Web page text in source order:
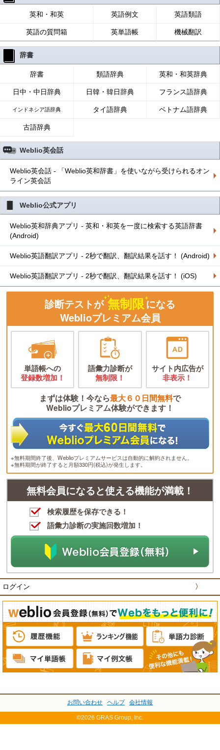
英和・和英 英語例文 英語類語
英語の質問箱 英単語帳 機械翻訳
辞書
辞書 類語辞典 英和・和英辞典
日中・中日辞典 日韓・韓日辞典 フランス語辞典
インドネシア語辞典 タイ語辞典 ベトナム語辞典
古語辞典
Weblio英会話
Weblio英会話 - 「Weblio英和辞書」を使いながら受けられるオン
ライン英会話
Weblio公式アプリ
Weblio英和辞典アプリ - 英和・和英を一度に検索する英語辞書
(Android)
Weblio英語翻訳アプリ - 2秒で翻訳、翻訳結果を話す！ (Android)
Weblio英語翻訳アプリ - 2秒で翻訳、翻訳結果を話す！ (iOS)
診断テストが 無制限になる
Weblioプレミアム会員
単語帳への
登録数増加！
語彙力診断が
無制限！
サイト内広告が
非表示！
まずは体験！今なら最大６０日間無料で
Weblioプレミアム体験ができます！
※無料期間終了後、Weblioプレミアムサービスは自動的に解約されません。
※無料期間が終了すると月額330円(税込)が発生します。
無料会員になると使える機能が満載！
検索履歴を保存できる！
語彙力診断の実施回数増加！
ログイン 〉
お問い合わせ ヘルプ 会社情報
©2026 GRAS Group, Inc.